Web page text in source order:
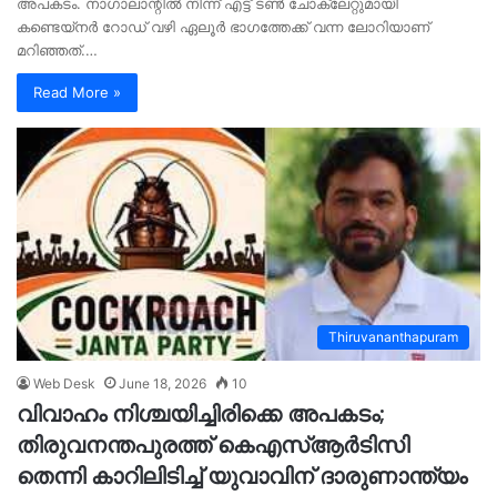
കണ്ടെയ്‌നര്‍ റോഡ് വഴി ഏലൂര്‍ ഭാഗത്തേക്ക് വന്ന ലോറിയാണ്
മറിഞ്ഞത്.…
Read More »
Thiruvananthapuram
Web Desk June 18, 2026 10
വിവാഹം നിശ്ചയിച്ചിരിക്കെ അപകടം;
തിരുവനന്തപുരത്ത് കെഎസ്ആർടിസി
തെന്നി കാറിലിടിച്ച് യുവാവിന് ദാരുണാന്ത്യം